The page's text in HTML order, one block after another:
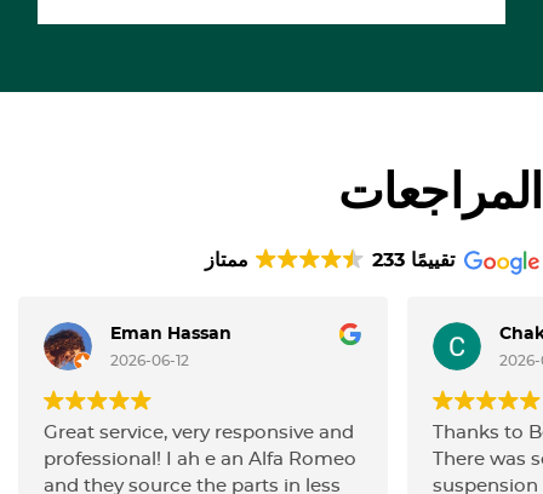
المراجعات
ممتاز 233 تقييمًا
Eman Hassan
2026-06-12
Great service, very responsive and
professional! I ah e an Alfa Romeo
and they source the parts in less
2026-
Thanks to
There was
suspension